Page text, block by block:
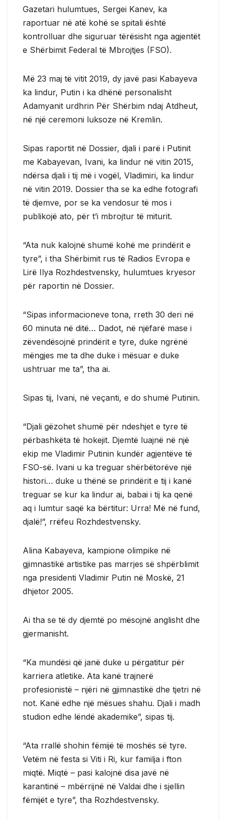
Gazetari hulumtues, Sergei Kanev, ka
raportuar në atë kohë se spitali është
kontrolluar dhe siguruar tërësisht nga agjentët
e Shërbimit Federal të Mbrojtjes (FSO).
Më 23 maj të vitit 2019, dy javë pasi Kabayeva
ka lindur, Putin i ka dhënë personalisht
Adamyanit urdhrin Për Shërbim ndaj Atdheut,
në një ceremoni luksoze në Kremlin.
Sipas raportit në Dossier, djali i parë i Putinit
me Kabayevan, Ivani, ka lindur në vitin 2015,
ndërsa djali i tij më i vogël, Vladimiri, ka lindur
në vitin 2019. Dossier tha se ka edhe fotografi
të djemve, por se ka vendosur të mos i
publikojë ato, për t’i mbrojtur të miturit.
“Ata nuk kalojnë shumë kohë me prindërit e
tyre”, i tha Shërbimit rus të Radios Evropa e
Lirë Ilya Rozhdestvensky, hulumtues kryesor
për raportin në Dossier.
“Sipas informacioneve tona, rreth 30 deri në
60 minuta në ditë… Dadot, në njëfarë mase i
zëvendësojnë prindërit e tyre, duke ngrënë
mëngjes me ta dhe duke i mësuar e duke
ushtruar me ta”, tha ai.
Sipas tij, Ivani, në veçanti, e do shumë Putinin.
“Djali gëzohet shumë për ndeshjet e tyre të
përbashkëta të hokejit. Djemtë luajnë në një
ekip me Vladimir Putinin kundër agjentëve të
FSO-së. Ivani u ka treguar shërbëtorëve një
histori… duke u thënë se prindërit e tij i kanë
treguar se kur ka lindur ai, babai i tij ka qenë
aq i lumtur saqë ka bërtitur: Urra! Më në fund,
djalë!”, rrëfeu Rozhdestvensky.
Alina Kabayeva, kampione olimpike në
gjimnastikë artistike pas marrjes së shpërblimit
nga presidenti Vladimir Putin në Moskë, 21
dhjetor 2005.
Ai tha se të dy djemtë po mësojnë anglisht dhe
gjermanisht.
“Ka mundësi që janë duke u përgatitur për
karriera atletike. Ata kanë trajnerë
profesionistë – njëri në gjimnastikë dhe tjetri në
not. Kanë edhe një mësues shahu. Djali i madh
studion edhe lëndë akademike”, sipas tij.
“Ata rrallë shohin fëmijë të moshës së tyre.
Vetëm në festa si Viti i Ri, kur familja i fton
miqtë. Miqtë – pasi kalojnë disa javë në
karantinë – mbërrijnë në Valdai dhe i sjellin
fëmijët e tyre”, tha Rozhdestvensky.